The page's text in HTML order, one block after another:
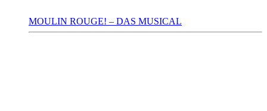
MOULIN ROUGE! – DAS MUSICAL